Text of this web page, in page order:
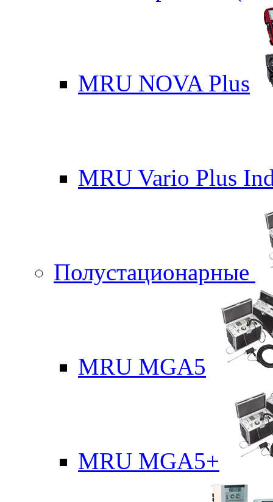
MRU NOVA Plus
MRU Vario Plus
Полустационарные
MRU MGA5
MRU MGA5+